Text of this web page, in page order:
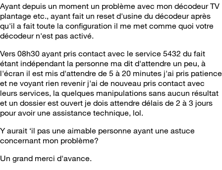
Ayant depuis un moment un problème avec mon décodeur TV
plantage etc., ayant fait un reset d'usine du décodeur après
qu'il a fait toute la configuration il me met comme quoi votre
décodeur n'est pas activé.
Vers 08h30 ayant pris contact avec le service 5432 du fait
étant indépendant la personne ma dit d'attendre un peu, à
l'écran il est mis d'attendre de 5 à 20 minutes j'ai pris patience
et ne voyant rien revenir j'ai de nouveau pris contact avec
leurs services, la quelques manipulations sans aucun résultat
et un dossier est ouvert je dois attendre délais de 2 à 3 jours
pour avoir une assistance technique, lol.
Y aurait ‘il pas une aimable personne ayant une astuce
concernant mon problème?
Un grand merci d'avance.